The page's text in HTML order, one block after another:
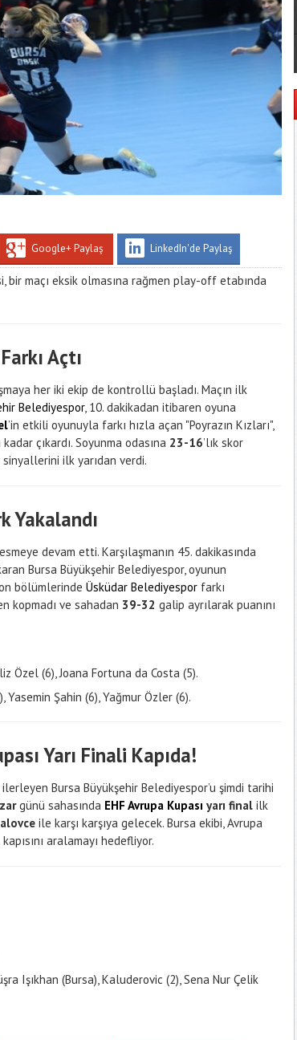
Google+ Paylaş LinkedIn'de Paylaş
bir maçı eksik olmasına rağmen play-off etabında
Açtı
her iki ekip de kontrollü başladı. Maçın ilk
Belediyespor, 10. dakikadan itibaren oyuna
’in etkili oyunuyla farkı hızla açan "Poyrazın Kızları",
çıkardı. Soyunma odasına 23-16’lık skor
ilk yarıdan verdi.
Yakalandı
devam etti. Karşılaşmanın 45. dakikasında
Bursa Büyükşehir Belediyespor, oyunun
bölümlerinde Üsküdar Belediyespor farkı
kopmadı ve sahadan 39-32 galip ayrılarak puanını
Özel (6), Joana Fortuna da Costa (5).
Yasemin Şahin (6), Yağmur Özler (6).
Yarı Finali Kapıda!
Bursa Büyükşehir Belediyespor’u şimdi tarihi
günü sahasında EHF Avrupa Kupası yarı final ilk
ile karşı karşıya gelecek. Bursa ekibi, Avrupa
aralamayı hedefliyor.
Işıkhan (Bursa), Kaluderovic (2), Sena Nur Çelik